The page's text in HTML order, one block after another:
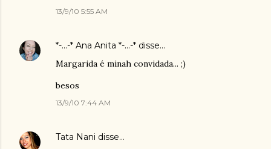
13/9/10 5:55 AM
*-...-* Ana Anita *-...-* disse…
Margarida é minah convidada... ;)
besos
13/9/10 7:44 AM
Tata Nani disse…